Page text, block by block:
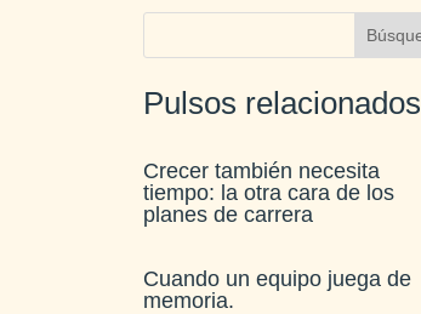
Pulsos relacionados
Crecer también necesita
tiempo: la otra cara de los
planes de carrera
Cuando un equipo juega de
memoria.